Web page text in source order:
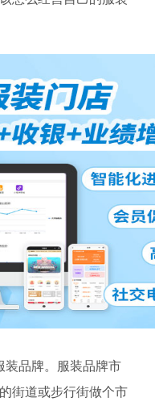
品牌。服装品牌市
街道或步行街做个市